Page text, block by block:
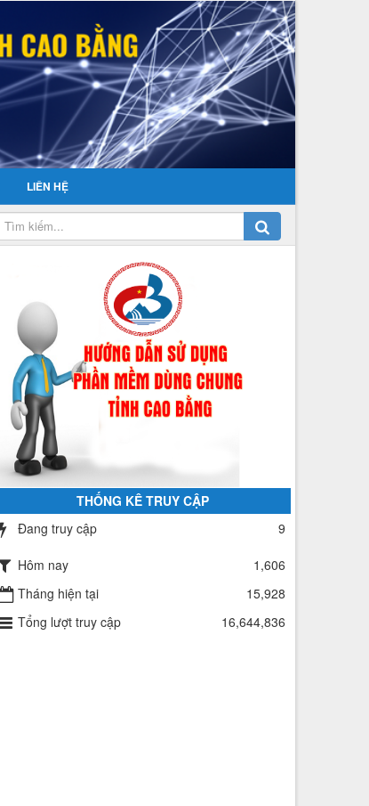
LIÊN HỆ
THỐNG KÊ TRUY CẬP
Đang truy cập
9
Hôm nay
1,606
Tháng hiện tại
15,928
Tổng lượt truy cập
16,644,836